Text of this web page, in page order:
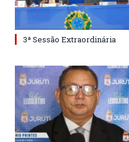
3ª Sessão Extraordinária